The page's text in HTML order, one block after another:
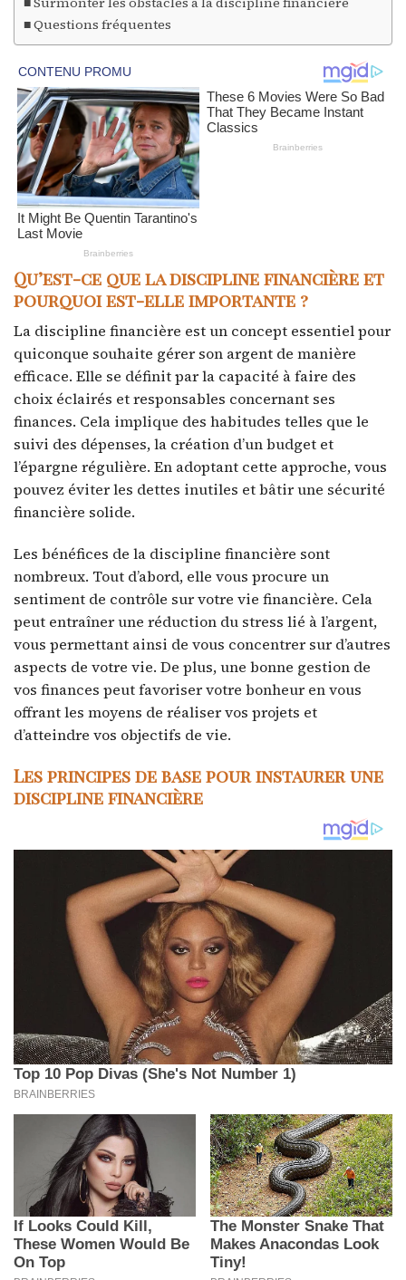
Questions fréquentes
Qu’est-ce que la discipline financière et
pourquoi est-elle importante ?
La discipline financière est un concept essentiel pour
quiconque souhaite gérer son argent de manière
efficace. Elle se définit par la capacité à faire des
choix éclairés et responsables concernant ses
finances. Cela implique des habitudes telles que le
suivi des dépenses, la création d’un budget et
l’épargne régulière. En adoptant cette approche, vous
pouvez éviter les dettes inutiles et bâtir une sécurité
financière solide.
Les bénéfices de la discipline financière sont
nombreux. Tout d’abord, elle vous procure un
sentiment de contrôle sur votre vie financière. Cela
peut entraîner une réduction du stress lié à l’argent,
vous permettant ainsi de vous concentrer sur d’autres
aspects de votre vie. De plus, une bonne gestion de
vos finances peut favoriser votre bonheur en vous
offrant les moyens de réaliser vos projets et
d’atteindre vos objectifs de vie.
Les principes de base pour instaurer une
discipline financière